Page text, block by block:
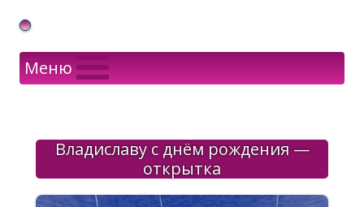
Gif Открытки в подарок
Меню
Владиславу с днём рождения —
открытка